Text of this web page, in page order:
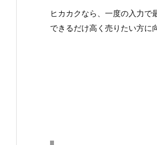
ヒカカクなら、一度の入力
できるだけ高く売りたい方に